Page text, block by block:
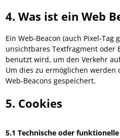
4. Was ist ein Web
Ein Web-Beacon (auch Pixel-Tag
unsichtbares Textfragment oder
benutzt wird, um den Verkehr
Um dies zu ermöglichen
Web-Beacons gespeichert.
5. Cookies
5.1 Technische oder